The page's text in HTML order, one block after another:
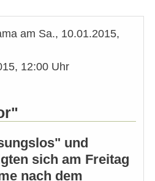
am Sa., 10.01.2015,
12:00 Uhr
und
sich am Freitag
nach dem